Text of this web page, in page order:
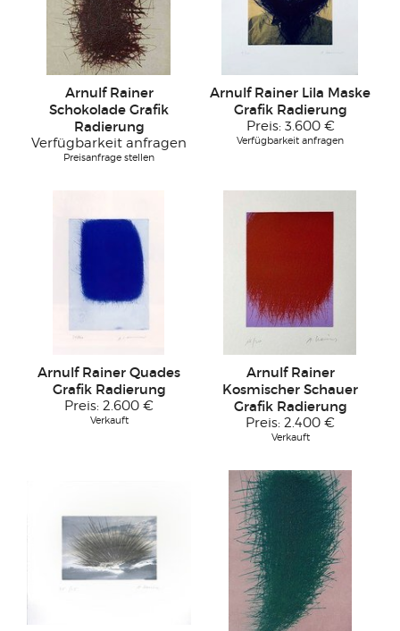
Arnulf Rainer
Schokolade Grafik
Radierung
Verfügbarkeit anfragen
Preisanfrage stellen
Arnulf Rainer Lila Maske
Grafik Radierung
Preis: 3.600 €
Verfügbarkeit anfragen
Arnulf Rainer Quades
Grafik Radierung
Preis: 2.600 €
Verkauft
Arnulf Rainer
Kosmischer Schauer
Grafik Radierung
Preis: 2.400 €
Verkauft